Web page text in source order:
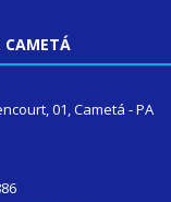
CAMETÁ
01, Cametá - PA